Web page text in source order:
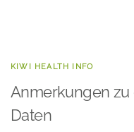
KIWI HEALTH INFO
Anmerkungen
Daten